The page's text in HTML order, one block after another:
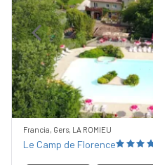
Previous
Francia, Gers, LA ROMIEU
Le Camp de Florence